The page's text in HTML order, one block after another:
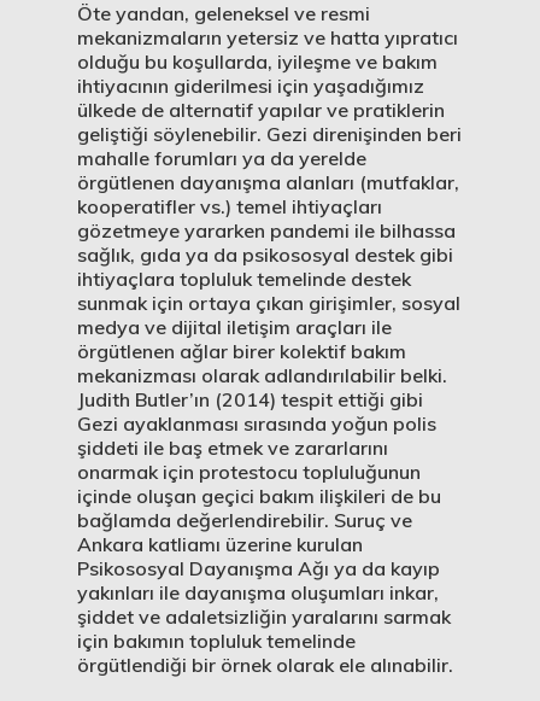
Öte yandan, geleneksel ve resmi
mekanizmaların yetersiz ve hatta yıpratıcı
olduğu bu koşullarda, iyileşme ve bakım
ihtiyacının giderilmesi için yaşadığımız
ülkede de alternatif yapılar ve pratiklerin
geliştiği söylenebilir. Gezi direnişinden beri
mahalle forumları ya da yerelde
örgütlenen dayanışma alanları (mutfaklar,
kooperatifler vs.) temel ihtiyaçları
gözetmeye yararken pandemi ile bilhassa
sağlık, gıda ya da psikososyal destek gibi
ihtiyaçlara topluluk temelinde destek
sunmak için ortaya çıkan girişimler, sosyal
medya ve dijital iletişim araçları ile
örgütlenen ağlar birer kolektif bakım
mekanizması olarak adlandırılabilir belki.
Judith Butler’ın (2014) tespit ettiği gibi
Gezi ayaklanması sırasında yoğun polis
şiddeti ile baş etmek ve zararlarını
onarmak için protestocu topluluğunun
içinde oluşan geçici bakım ilişkileri de bu
bağlamda değerlendirebilir. Suruç ve
Ankara katliamı üzerine kurulan
Psikososyal Dayanışma Ağı ya da kayıp
yakınları ile dayanışma oluşumları inkar,
şiddet ve adaletsizliğin yaralarını sarmak
için bakımın topluluk temelinde
örgütlendiği bir örnek olarak ele alınabilir.